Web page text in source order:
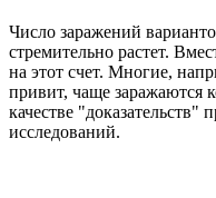
Число заражений
стремительно растет.
на этот счет. Многие,
привит, чаще заражаются
качестве "доказательств"
исследований.